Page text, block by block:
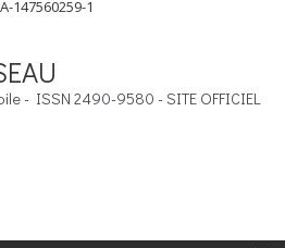
147560259-1
- ISSN 2490-9580 - SITE OFFICIEL